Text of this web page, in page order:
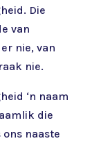
Die
van
nie, van
nie.
‘n naam
die
ons naaste